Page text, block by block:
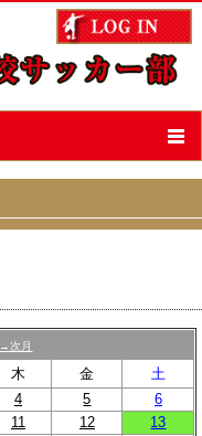
→次月
木 金
土
4 5
6
11 12
13